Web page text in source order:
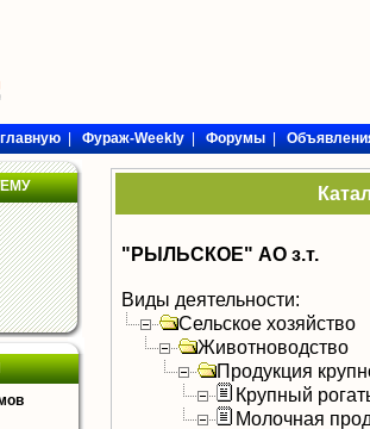
|Фураж-Weekly|Форумы|
"РЫЛЬСКОЕ" АО з.т.
Виды деятельности:
Сельское хозяйство
Животноводство
Продукция
Крупный
Молочная